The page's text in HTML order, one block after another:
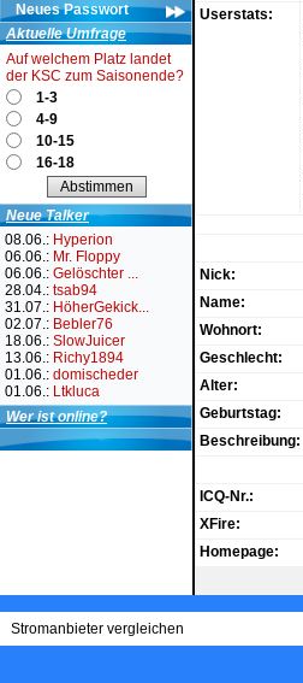
Neues Passwort
Aktuelle Umfrage
Auf welchem Platz landet
der KSC zum Saisonende?
1-3
4-9
10-15
16-18
Neue Talker
08.06.: Hyperion
06.06.: Mr. Floppy
06.06.: Gelöschter ...
28.04.: tsab94
31.07.: HöherGekick...
02.07.: Bebler76
18.06.: SlowJuicer
13.06.: Richy1894
01.06.: domischeder
01.06.: Ltkluca
Wer ist online?
Userstats:
Nick:
Name:
Wohnort:
Geschlecht:
Alter:
Geburtstag:
Beschreibung:
ICQ-Nr.:
XFire:
Homepage:
Stromanbieter vergleichen